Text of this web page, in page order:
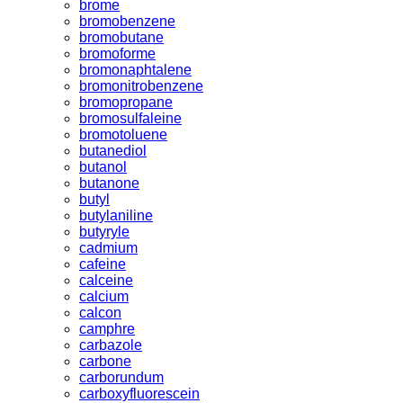
brome
bromobenzene
bromobutane
bromoforme
bromonaphtalene
bromonitrobenzene
bromopropane
bromosulfaleine
bromotoluene
butanediol
butanol
butanone
butyl
butylaniline
butyryle
cadmium
cafeine
calceine
calcium
calcon
camphre
carbazole
carbone
carborundum
carboxyfluorescein